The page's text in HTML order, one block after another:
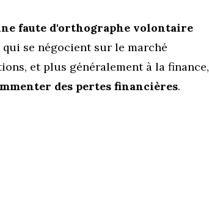
faute d'orthographe volontaire
qui se négocient sur le marché
et plus généralement à la finance,
des pertes financières.